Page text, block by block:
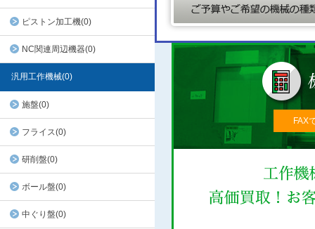
ピストン加工機(0)
NC関連周辺機器(0)
汎用工作機械(0)
施盤(0)
フライス(0)
研削盤(0)
ボール盤(0)
中ぐり盤(0)
FAX